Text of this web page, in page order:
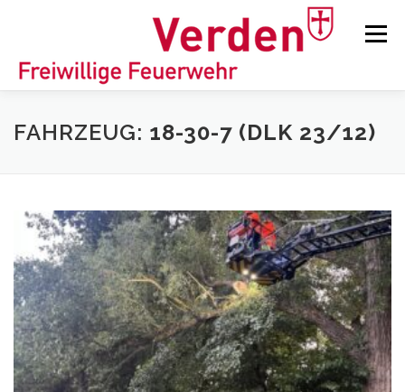
Menü
STARTSEITE BEITRÄGE EINSÄTZE
KINDER-/JUGENDFEUERWEHR AUSRÜSTUNG
TIPPS/TRICKS
FAHRZEUG: 18-30-7 (DLK 23/12)